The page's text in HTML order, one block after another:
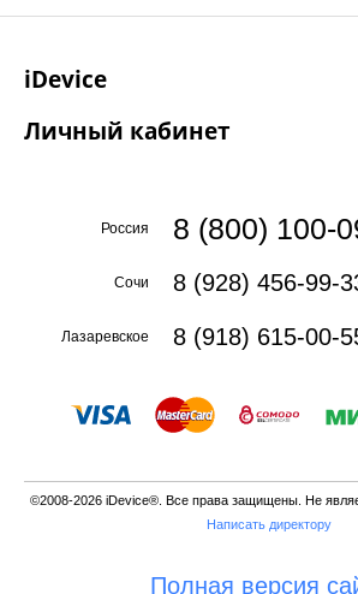
iDevice
Личный кабинет
Россия 8 (800) 100-
Сочи 8 (928) 456-99-
Лазаревское 8 (918) 615-00-
©2008-2026 iDevice®. Все права защищены. Не
Написать директору
Полная версия